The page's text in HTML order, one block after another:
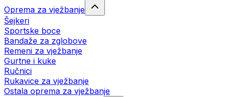
Oprema za vježbanje
Šejkeri
Sportske boce
Bandaže za zglobove
Remeni za vježbanje
Gurtne i kuke
Ručnici
Rukavice za vježbanje
Ostala oprema za vježbanje